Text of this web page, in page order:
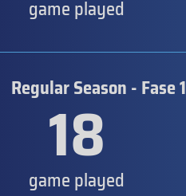
game played
Regular Season - Fase 1
18
game played